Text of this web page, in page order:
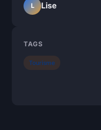
L Lise
TAGS
Tourisme